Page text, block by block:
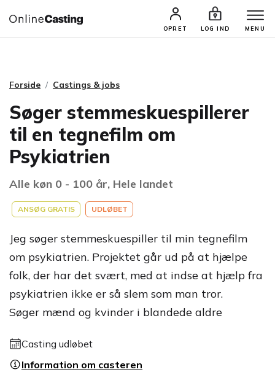
OPRET LOG IND MENU
CASTINGS & JOBS SØG PROFIL
Forside Castings & jobs
Søger stemmeskuespillerer
til en tegnefilm om
Psykiatrien
Alle køn 0 - 100 år, Hele landet
ANSØG GRATIS UDLØBET
Jeg søger stemmeskuespiller til min tegnefilm
om psykiatrien. Projektet går ud på at hjælpe
folk, der har det svært, med at indse at hjælp fra
psykiatrien ikke er så slem som man tror.
Søger mænd og kvinder i blandede aldre
Casting udløbet
Information om casteren